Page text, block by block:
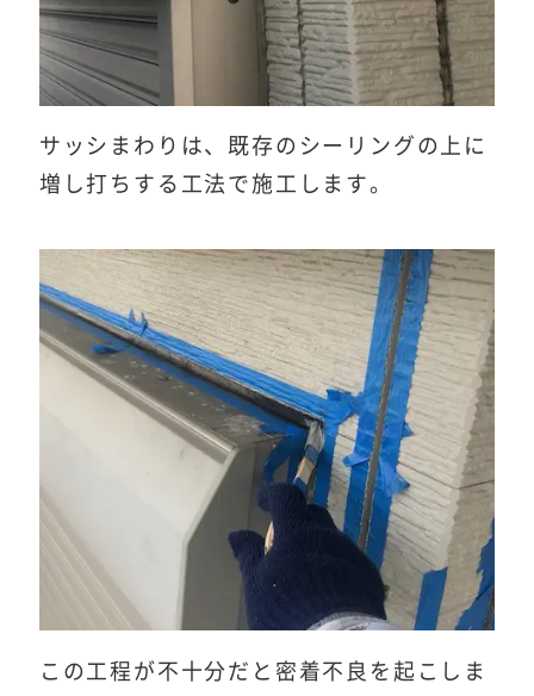
サッシまわりは、既存のシーリングの上に
増し打ちする工法で施工します。
この工程が不十分だと密着不良を起こしま